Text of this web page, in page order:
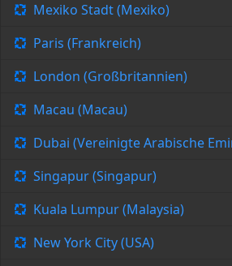
Mexiko Stadt (Mexiko)
Paris (Frankreich)
London (Großbritannien)
Macau (Macau)
Dubai (Vereinigte Arabische
Singapur (Singapur)
Kuala Lumpur (Malaysia)
New York City (USA)